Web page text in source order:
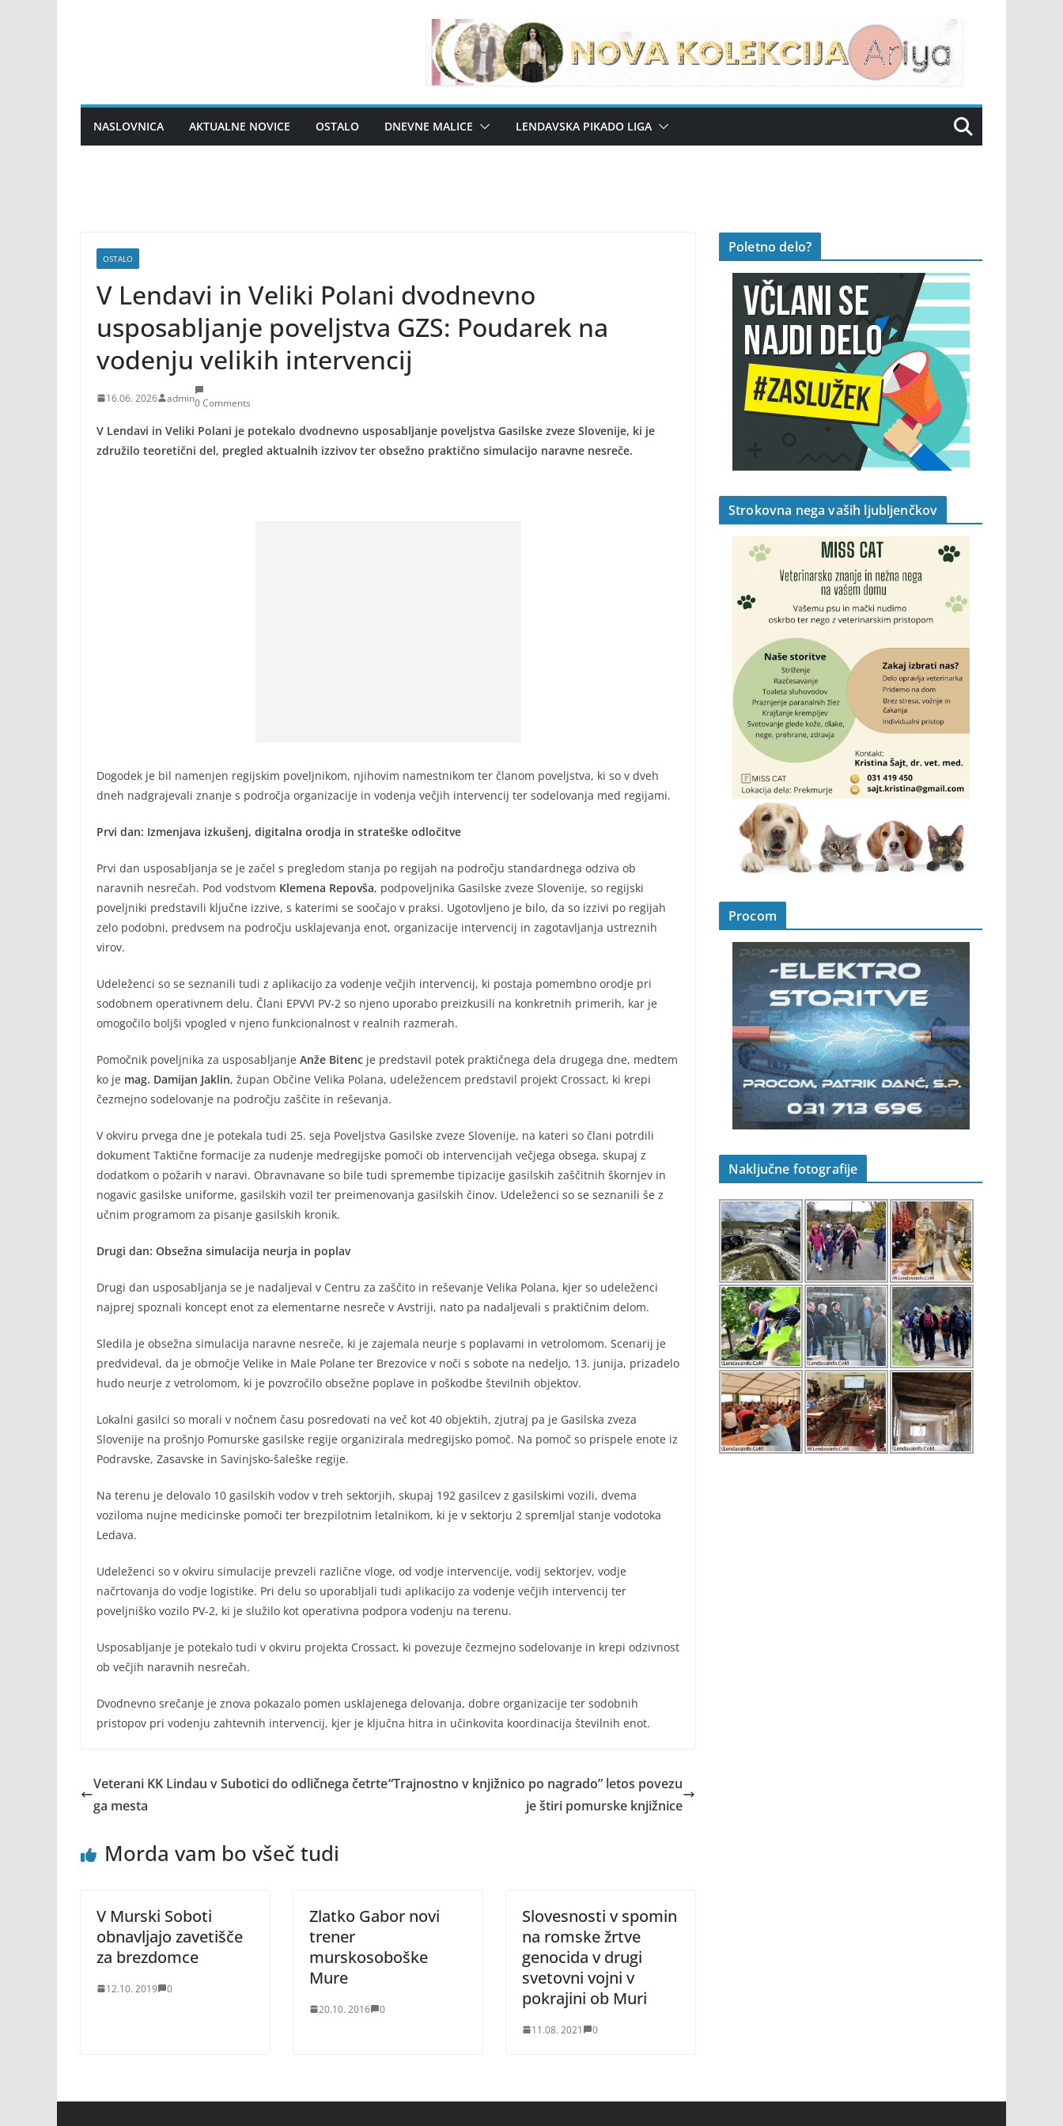
NASLOVNICA AKTUALNE NOVICE OSTALO DNEVNE MALICE LENDAVSKA PIKADO LIGA
OSTALO
V Lendavi in Veliki Polani dvodnevno
usposabljanje poveljstva GZS: Poudarek na
vodenju velikih intervencij
16.06. 2026 admin0 Comments
V Lendavi in Veliki Polani je potekalo dvodnevno usposabljanje poveljstva Gasilske zveze Slovenije, ki je
združilo teoretični del, pregled aktualnih izzivov ter obsežno praktično simulacijo naravne nesreče.
Dogodek je bil namenjen regijskim poveljnikom, njihovim namestnikom ter članom poveljstva, ki so v dveh
dneh nadgrajevali znanje s področja organizacije in vodenja večjih intervencij ter sodelovanja med regijami.
Prvi dan: Izmenjava izkušenj, digitalna orodja in strateške odločitve
Prvi dan usposabljanja se je začel s pregledom stanja po regijah na področju standardnega odziva ob
naravnih nesrečah. Pod vodstvom Klemena Repovša, podpoveljnika Gasilske zveze Slovenije, so regijski
poveljniki predstavili ključne izzive, s katerimi se soočajo v praksi. Ugotovljeno je bilo, da so izzivi po regijah
zelo podobni, predvsem na področju usklajevanja enot, organizacije intervencij in zagotavljanja ustreznih
virov.
Udeleženci so se seznanili tudi z aplikacijo za vodenje večjih intervencij, ki postaja pomembno orodje pri
sodobnem operativnem delu. Člani EPVVI PV-2 so njeno uporabo preizkusili na konkretnih primerih, kar je
omogočilo boljši vpogled v njeno funkcionalnost v realnih razmerah.
Pomočnik poveljnika za usposabljanje Anže Bitenc je predstavil potek praktičnega dela drugega dne, medtem
ko je mag. Damijan Jaklin, župan Občine Velika Polana, udeležencem predstavil projekt Crossact, ki krepi
čezmejno sodelovanje na področju zaščite in reševanja.
V okviru prvega dne je potekala tudi 25. seja Poveljstva Gasilske zveze Slovenije, na kateri so člani potrdili
dokument Taktične formacije za nudenje medregijske pomoči ob intervencijah večjega obsega, skupaj z
dodatkom o požarih v naravi. Obravnavane so bile tudi spremembe tipizacije gasilskih zaščitnih škornjev in
nogavic gasilske uniforme, gasilskih vozil ter preimenovanja gasilskih činov. Udeleženci so se seznanili še z
učnim programom za pisanje gasilskih kronik.
Drugi dan: Obsežna simulacija neurja in poplav
Drugi dan usposabljanja se je nadaljeval v Centru za zaščito in reševanje Velika Polana, kjer so udeleženci
najprej spoznali koncept enot za elementarne nesreče v Avstriji, nato pa nadaljevali s praktičnim delom.
Sledila je obsežna simulacija naravne nesreče, ki je zajemala neurje s poplavami in vetrolomom. Scenarij je
predvideval, da je območje Velike in Male Polane ter Brezovice v noči s sobote na nedeljo, 13. junija, prizadelo
hudo neurje z vetrolomom, ki je povzročilo obsežne poplave in poškodbe številnih objektov.
Lokalni gasilci so morali v nočnem času posredovati na več kot 40 objektih, zjutraj pa je Gasilska zveza
Slovenije na prošnjo Pomurske gasilske regije organizirala medregijsko pomoč. Na pomoč so prispele enote iz
Podravske, Zasavske in Savinjsko-šaleške regije.
Na terenu je delovalo 10 gasilskih vodov v treh sektorjih, skupaj 192 gasilcev z gasilskimi vozili, dvema
voziloma nujne medicinske pomoči ter brezpilotnim letalnikom, ki je v sektorju 2 spremljal stanje vodotoka
Ledava.
Udeleženci so v okviru simulacije prevzeli različne vloge, od vodje intervencije, vodij sektorjev, vodje
načrtovanja do vodje logistike. Pri delu so uporabljali tudi aplikacijo za vodenje večjih intervencij ter
poveljniško vozilo PV-2, ki je služilo kot operativna podpora vodenju na terenu.
Usposabljanje je potekalo tudi v okviru projekta Crossact, ki povezuje čezmejno sodelovanje in krepi odzivnost
ob večjih naravnih nesrečah.
Dvodnevno srečanje je znova pokazalo pomen usklajenega delovanja, dobre organizacije ter sodobnih
pristopov pri vodenju zahtevnih intervencij, kjer je ključna hitra in učinkovita koordinacija številnih enot.
Veterani KK Lindau v Subotici do odličnega četrte
ga mesta
“Trajnostno v knjižnico po nagrado” letos povezu
je štiri pomurske knjižnice
Morda vam bo všeč tudi
V Murski Soboti
obnavljajo zavetišče
za brezdomce
12.10. 2019 0
Zlatko Gabor novi
trener
murskosoboške
Mure
20.10. 2016 0
Slovesnosti v spomin
na romske žrtve
genocida v drugi
svetovni vojni v
pokrajini ob Muri
11.08. 2021 0
Poletno delo?
Strokovna nega vaših ljubljenčkov
Procom
Naključne fotografije